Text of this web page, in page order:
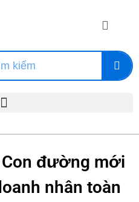
Con đường mới
nhân toàn